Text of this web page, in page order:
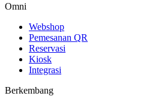
Omni
Webshop
Pemesanan QR
Reservasi
Kiosk
Integrasi
Berkembang